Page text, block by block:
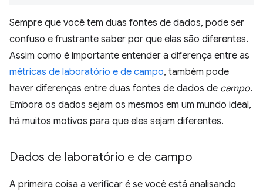
Sempre que você tem duas fontes de dados, pode ser
confuso e frustrante saber por que elas são diferentes.
Assim como é importante entender a diferença entre as
métricas de laboratório e de campo, também pode
haver diferenças entre duas fontes de dados de campo.
Embora os dados sejam os mesmos em um mundo ideal,
há muitos motivos para que eles sejam diferentes.
Dados de laboratório e de campo
A primeira coisa a verificar é se você está analisando